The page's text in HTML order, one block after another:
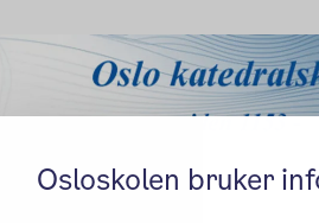
Osloskolen bruker
plan.